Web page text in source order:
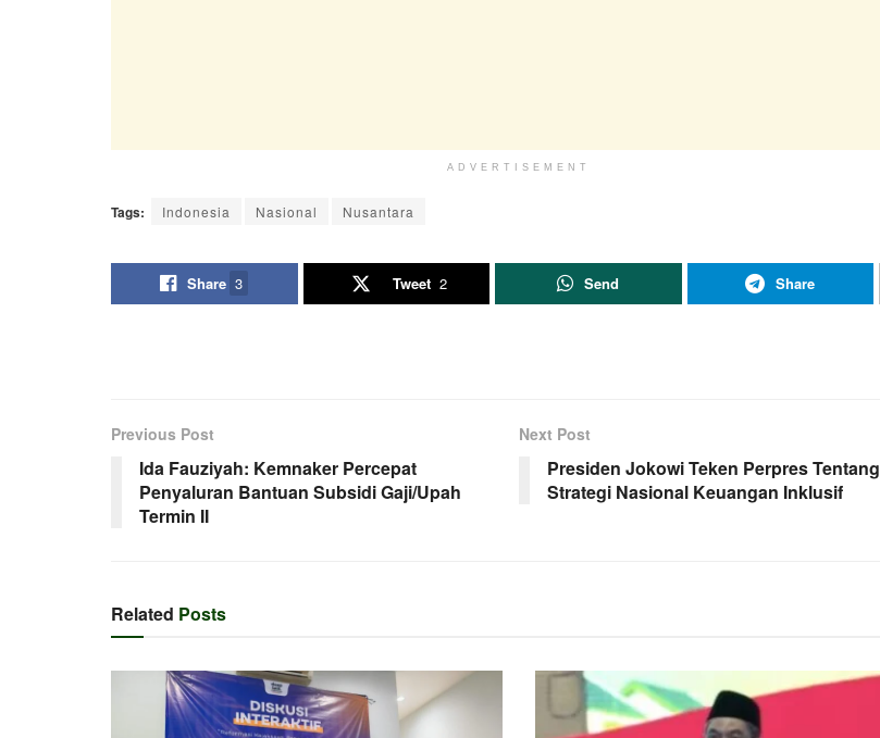
ADVERTISEMENT
Tags: Indonesia Nasional Nusantara
Share 3 Tweet 2 Send Share
Previous Post
Ida Fauziyah: Kemnaker Percepat
Penyaluran Bantuan Subsidi Gaji/Upah
Termin II
Next Post
Presiden Jokowi Teken Perpres Tentang
Strategi Nasional Keuangan Inklusif
Related Posts